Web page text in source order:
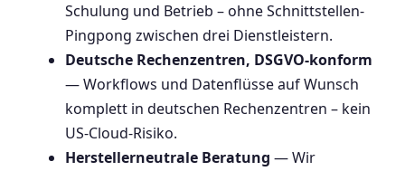
Schulung und Betrieb – ohne Schnittstellen-
Pingpong zwischen drei Dienstleistern.
Deutsche Rechenzentren, DSGVO-konform
— Workflows und Datenflüsse auf Wunsch
komplett in deutschen Rechenzentren – kein
US-Cloud-Risiko.
Herstellerneutrale Beratung — Wir